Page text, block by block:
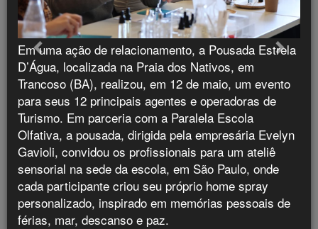
Grupo Laghetto reúne Rony Meisler e D'Alessandro
em convenção de lideranças no Hotel Laghetto
Moinhos
Últimos Flashes
Em uma ação de relacionamento, a Pousada Estrela
D’Água, localizada na Praia dos Nativos, em
Trancoso (BA), realizou, em 12 de maio, um evento
para seus 12 principais agentes e operadoras de
Turismo. Em parceria com a Paralela Escola
Olfativa, a pousada, dirigida pela empresária Evelyn
Gavioli, convidou os profissionais para um ateliê
sensorial na sede da escola, em São Paulo, onde
cada participante criou seu próprio home spray
personalizado, inspirado em memórias pessoais de
férias, mar, descanso e paz.